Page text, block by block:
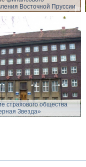
Восточной Пруссии
страхового общества
Звезда»